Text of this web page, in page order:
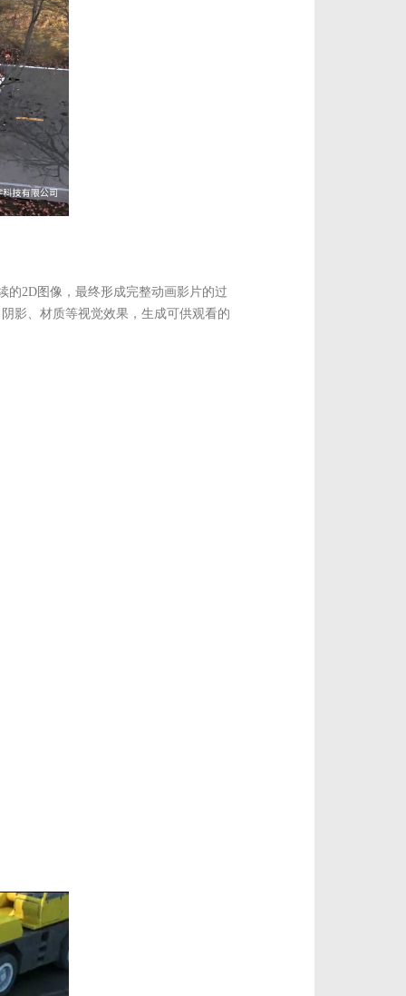
的2D图像，最终形成完整动画影片的过
影、材质等视觉效果，生成可供观看的